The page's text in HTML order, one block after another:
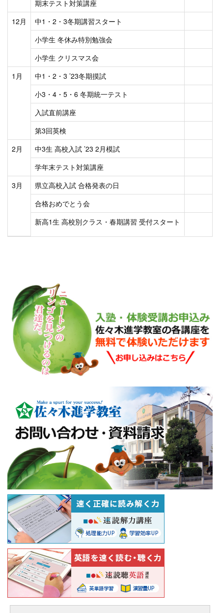
期末テスト対策講座
12月
中1・2・3冬期講習スタート
小学生 冬休み特別勉強会
小学生 クリスマス会
1月
中1・2・3 ’23冬期摸試
小3・4・5・6 冬期統一テスト
入試直前講座
第3回英検
2月
中3生 高校入試 ’23 2月模試
学年末テスト対策講座
3月
県立高校入試 合格発表の日
合格おめでとう会
新高1生 高校別クラス・春期講習 受付スタート